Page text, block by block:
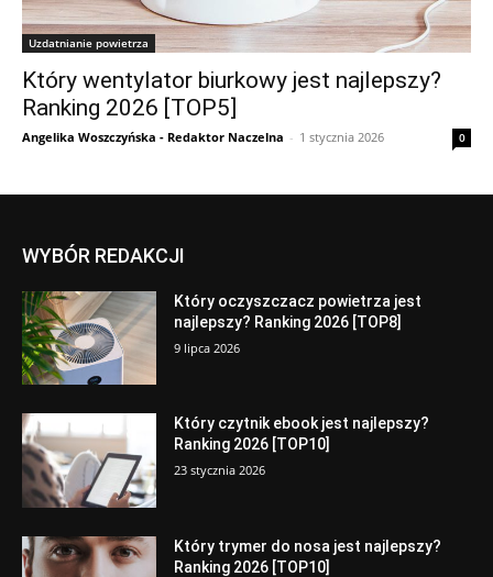
Uzdatnianie powietrza
Który wentylator biurkowy jest najlepszy?
Ranking 2026 [TOP5]
Angelika Woszczyńska - Redaktor Naczelna - 1 stycznia 2026 0
WYBÓR REDAKCJI
Który oczyszczacz powietrza jest
najlepszy? Ranking 2026 [TOP8]
9 lipca 2026
Który czytnik ebook jest najlepszy?
Ranking 2026 [TOP10]
23 stycznia 2026
Który trymer do nosa jest najlepszy?
Ranking 2026 [TOP10]